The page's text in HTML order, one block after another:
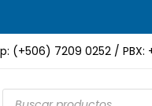
(+506) 7209 0252 / PBX: